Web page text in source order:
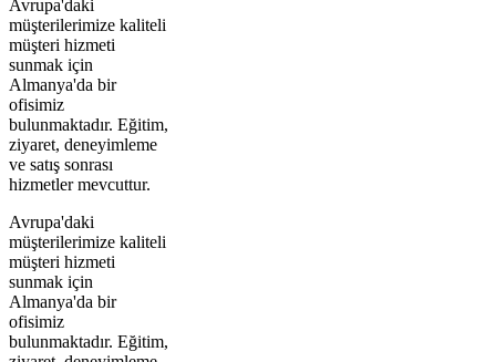
Avrupa'daki
müşterilerimize kaliteli
müşteri hizmeti
sunmak için
Almanya'da bir
ofisimiz
bulunmaktadır. Eğitim,
ziyaret, deneyimleme
ve satış sonrası
hizmetler mevcuttur.
Avrupa'daki
müşterilerimize kaliteli
müşteri hizmeti
sunmak için
Almanya'da bir
ofisimiz
bulunmaktadır. Eğitim,